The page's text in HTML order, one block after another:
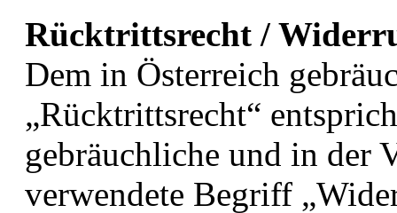
Rücktrittsrecht /
Dem in Österreich
„Rücktrittsrecht“
gebräuchliche und in der
verwendete Begriff